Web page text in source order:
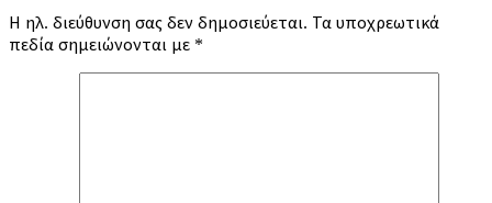
Η ηλ. διεύθυνση σας δεν δημοσιεύεται. Τα υποχρεωτικά
πεδία σημειώνονται με *